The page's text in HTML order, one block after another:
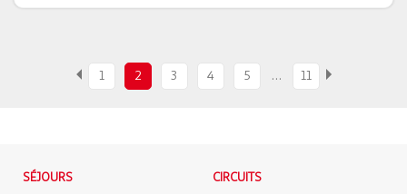
1 2 3 4 5 … 11
SÉJOURS
CIRCUITS